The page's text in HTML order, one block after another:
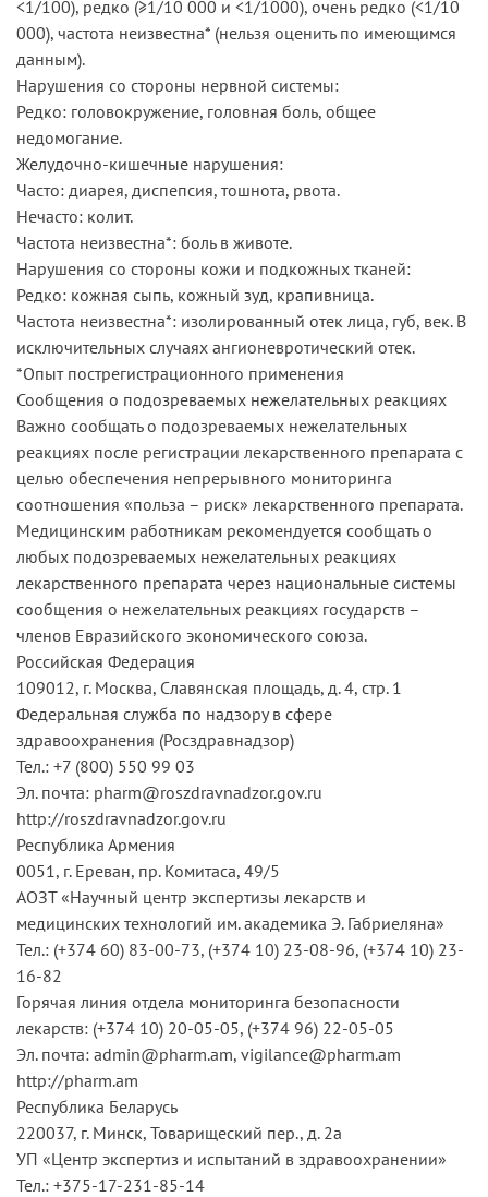
<1/100), редко (≥1/10 000 и <1/1000), очень редко (<1/10
000), частота неизвестна* (нельзя оценить по имеющимся
данным).
Нарушения со стороны нервной системы:
Редко: головокружение, головная боль, общее
недомогание.
Желудочно-кишечные нарушения:
Часто: диарея, диспепсия, тошнота, рвота.
Нечасто: колит.
Частота неизвестна*: боль в животе.
Нарушения со стороны кожи и подкожных тканей:
Редко: кожная сыпь, кожный зуд, крапивница.
Частота неизвестна*: изолированный отек лица, губ, век. В
исключительных случаях ангионевротический отек.
*Опыт пострегистрационного применения
Сообщения о подозреваемых нежелательных реакциях
Важно сообщать о подозреваемых нежелательных
реакциях после регистрации лекарственного препарата с
целью обеспечения непрерывного мониторинга
соотношения «польза – риск» лекарственного препарата.
Медицинским работникам рекомендуется сообщать о
любых подозреваемых нежелательных реакциях
лекарственного препарата через национальные системы
сообщения о нежелательных реакциях государств –
членов Евразийского экономического союза.
Российская Федерация
109012, г. Москва, Славянская площадь, д. 4, стр. 1
Федеральная служба по надзору в сфере
здравоохранения (Росздравнадзор)
Тел.: +7 (800) 550 99 03
Эл. почта: pharm@roszdravnadzor.gov.ru
http://roszdravnadzor.gov.ru
Республика Армения
0051, г. Ереван, пр. Комитаса, 49/5
АОЗТ «Научный центр экспертизы лекарств и
медицинских технологий им. академика Э. Габриеляна»
Тел.: (+374 60) 83-00-73, (+374 10) 23-08-96, (+374 10) 23-
16-82
Горячая линия отдела мониторинга безопасности
лекарств: (+374 10) 20-05-05, (+374 96) 22-05-05
Эл. почта: admin@pharm.am, vigilance@pharm.am
http://pharm.am
Республика Беларусь
220037, г. Минск, Товарищеский пер., д. 2а
УП «Центр экспертиз и испытаний в здравоохранении»
Тел.: +375-17-231-85-14